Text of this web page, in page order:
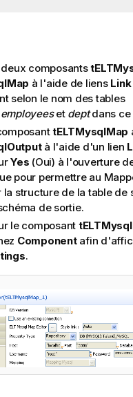
deux composants
à l'aide de liens Link
selon le nom des tables
employeeset deptdans ce
tELTMysqlMap
à l'aide d'un lien
Yes (Oui) à l'ouverture
pour permettre au
la structure de la table de
de sortie.
le composant
Componentafin
.